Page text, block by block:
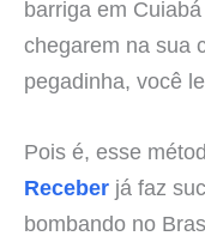
barriga em
chegarem na sua
pegadinha, você
Pois é, esse
Receber já faz
bombando no